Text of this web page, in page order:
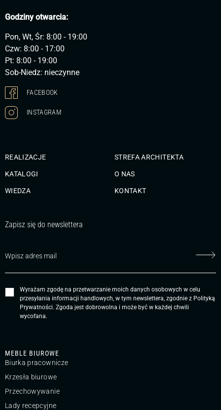
Godziny otwarcia:
Pon, Wt, Śr: 8:00 - 19:00
Czw: 8:00 - 17:00
Pt: 8:00 - 19:00
Sob-Niedz: nieczynne
FACEBOOK
INSTAGRAM
MEBLE BIUROWE
Biurka pracownicze
Krzesła biurowe
Przechowywanie
Lady recepcyjne
REALIZACJE
KATALOGI
WIEDZA
STREFA ARCHITEKTA
O NAS
KONTAKT
Zapisz się do newslettera
Wyrażam zgodę na przetwarzanie moich danych osobowych w celu
przesyłania informacji handlowych, w tym newslettera, zgodnie z Polityką
Prywatności. Zgoda jest dobrowolna i może być w każdej chwili
wycofana.